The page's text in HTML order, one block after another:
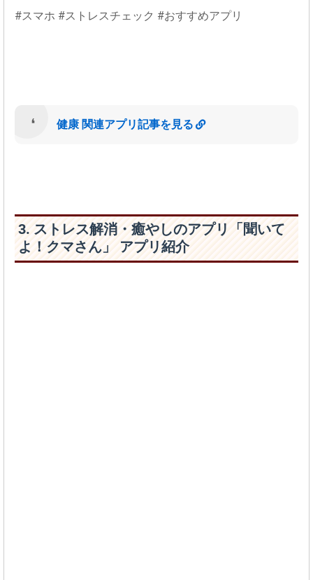
#スマホ #ストレスチェック #おすすめアプリ
健康 関連アプリ記事を見る
3. ストレス解消・癒やしのアプリ「聞いて
よ！クマさん」 アプリ紹介